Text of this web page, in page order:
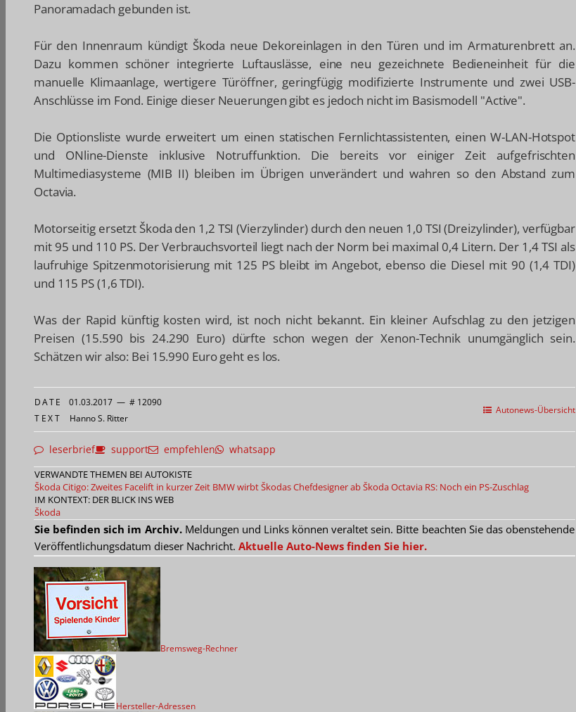
Panoramadach gebunden ist.
Für den Innenraum kündigt Škoda neue Dekoreinlagen in den Türen und im Armaturenbrett an.
Dazu kommen schöner integrierte Luftauslässe, eine neu gezeichnete Bedieneinheit für die
manuelle Klimaanlage, wertigere Türöffner, geringfügig modifizierte Instrumente und zwei USB-
Anschlüsse im Fond. Einige dieser Neuerungen gibt es jedoch nicht im Basismodell "Active".
Die Optionsliste wurde erweitert um einen statischen Fernlichtassistenten, einen W-LAN-Hotspot
und ONline-Dienste inklusive Notruffunktion. Die bereits vor einiger Zeit aufgefrischten
Multimediasysteme (MIB II) bleiben im Übrigen unverändert und wahren so den Abstand zum
Octavia.
Motorseitig ersetzt Škoda den 1,2 TSI (Vierzylinder) durch den neuen 1,0 TSI (Dreizylinder), verfügbar
mit 95 und 110 PS. Der Verbrauchsvorteil liegt nach der Norm bei maximal 0,4 Litern. Der 1,4 TSI als
laufruhige Spitzenmotorisierung mit 125 PS bleibt im Angebot, ebenso die Diesel mit 90 (1,4 TDI)
und 115 PS (1,6 TDI).
Was der Rapid künftig kosten wird, ist noch nicht bekannt. Ein kleiner Aufschlag zu den jetzigen
Preisen (15.590 bis 24.290 Euro) dürfte schon wegen der Xenon-Technik unumgänglich sein.
Schätzen wir also: Bei 15.990 Euro geht es los.
Autonews-Übersicht
DATE 01.03.2017 — # 12090
TEXT Hanno S. Ritter
leserbrief support empfehlen whatsapp
VERWANDTE THEMEN BEI AUTOKISTE
Škoda Citigo: Zweites Facelift in kurzer Zeit BMW wirbt Škodas Chefdesigner abŠkoda Octavia RS: Noch ein PS-Zuschlag
IM KONTEXT: DER BLICK INS WEB
Škoda
Sie befinden sich im Archiv.Meldungen und Links können veraltet sein. Bitte beachten Sie das obenstehende
Veröffentlichungsdatum dieser Nachricht. Aktuelle Auto-News finden Sie hier.
Bremsweg-Rechner
Hersteller-Adressen